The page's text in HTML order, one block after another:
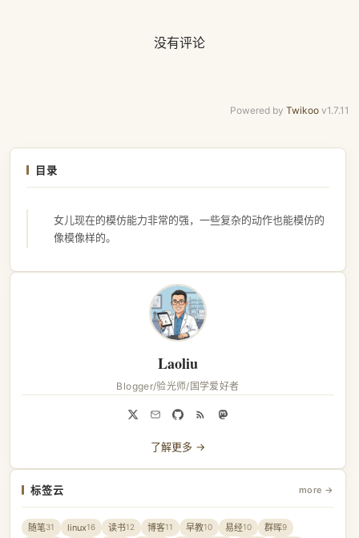
没有评论
Powered by Twikoo v1.7.11
Laoliu
Blogger/验光师/国学爱好者
了解更多 →
标签云 more →
随笔31 linux16 读书12 博客11 早教10 易经10 群晖9
目录
女儿现在的模仿能力非常的强，一些复杂的动作也能模仿的
像模像样的。